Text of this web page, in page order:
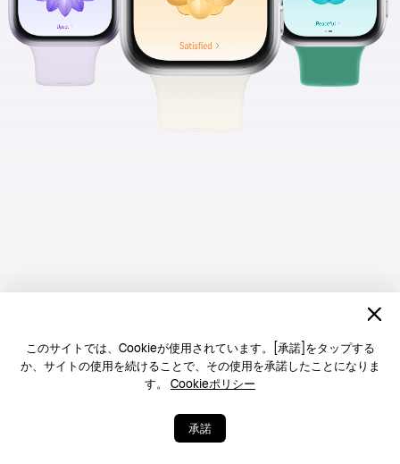
このサイトでは、Cookieが使用されています。[承諾]をタップする
か、サイトの使用を続けることで、その使用を承諾したことになりま
す。 Cookieポリシー
承諾
睡眠スコア